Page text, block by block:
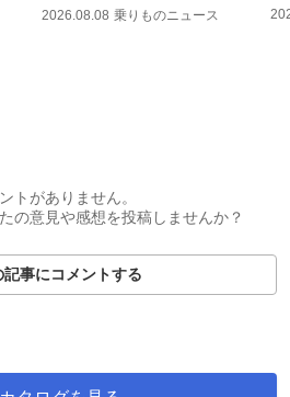
2026.08.08 乗りものニュース
トがありません。
の意見や感想を投稿しませんか？
記事にコメントする